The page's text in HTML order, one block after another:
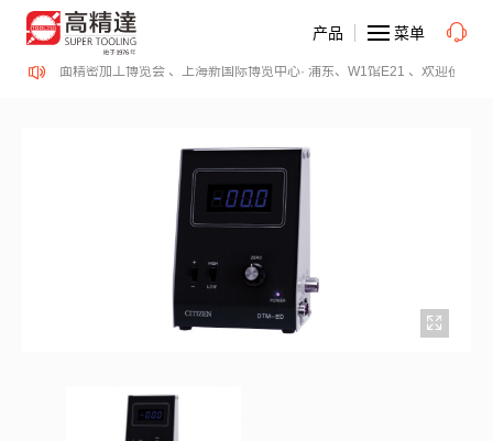
表面精密加工博览会 、上海新国际博览中心· 浦东、W1馆E21 、欢迎莅临指
产品 菜单